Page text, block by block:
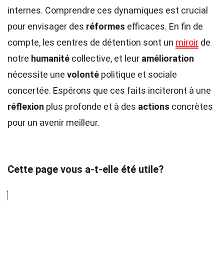
internes. Comprendre ces dynamiques est crucial
pour envisager des réformes efficaces. En fin de
compte, les centres de détention sont un miroir de
notre humanité collective, et leur amélioration
nécessite une volonté politique et sociale
concertée. Espérons que ces faits inciteront à une
réflexion plus profonde et à des actions concrètes
pour un avenir meilleur.
Cette page vous a-t-elle été utile?